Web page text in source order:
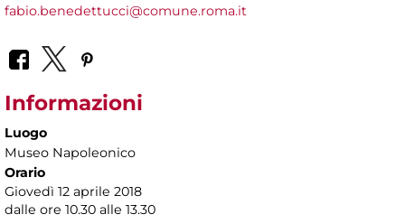
fabio.benedettucci@comune.roma.it
Informazioni
Luogo
Museo Napoleonico
Orario
Giovedì 12 aprile 2018
dalle ore 10.30 alle 13.30